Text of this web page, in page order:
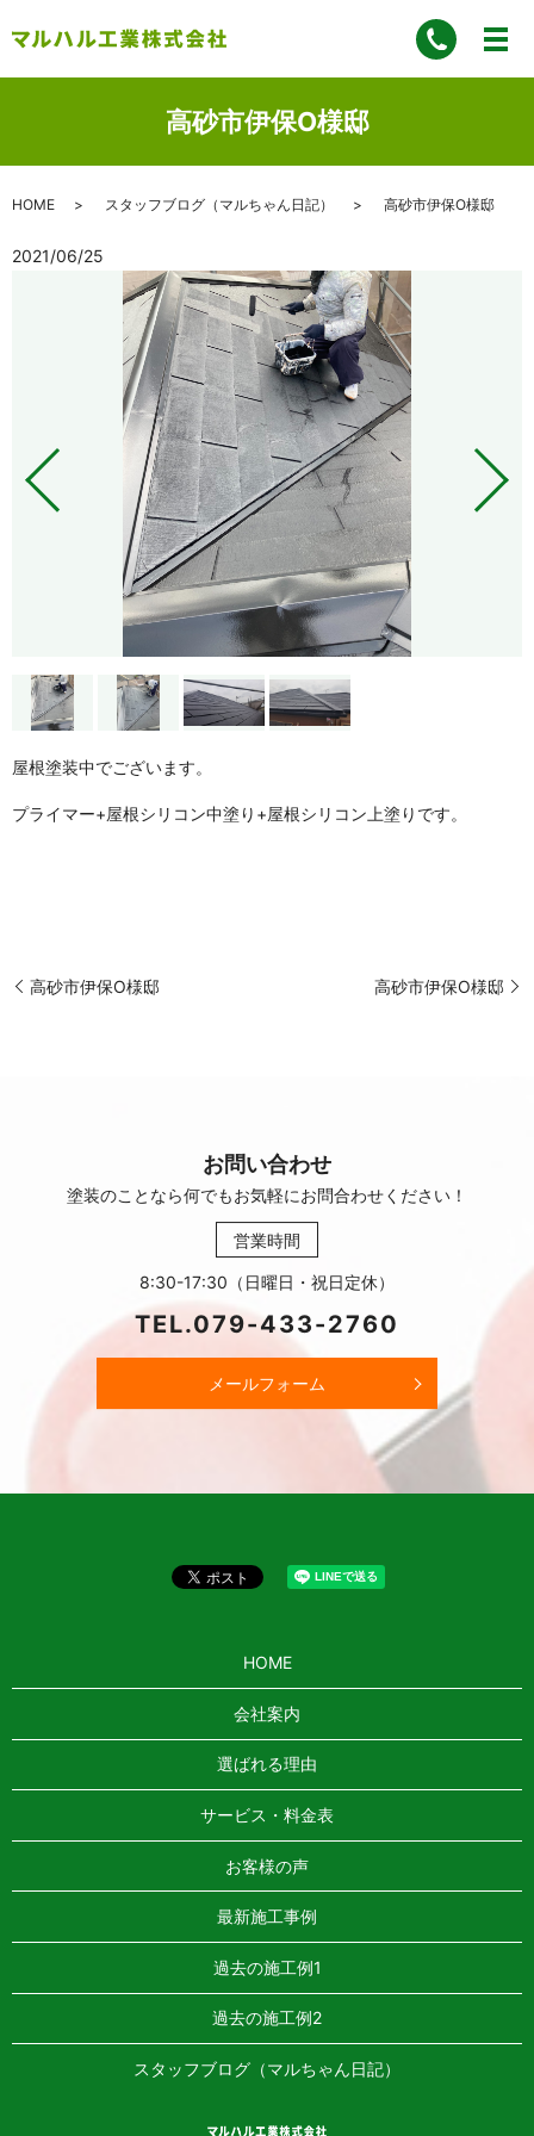
高砂市伊保O様邸
HOME スタッフブログ（マルちゃん日記） 高砂市伊保O様邸
2021/06/25
屋根塗装中でございます。
プライマー+屋根シリコン中塗り+屋根シリコン上塗りです。
高砂市伊保O様邸 高砂市伊保O様邸
お問い合わせ
塗装のことなら何でもお気軽にお問合わせください！
営業時間
8:30-17:30（日曜日・祝日定休）
TEL.079-433-2760
メールフォーム
HOME
会社案内
選ばれる理由
サービス・料金表
お客様の声
最新施工事例
過去の施工例1
過去の施工例2
スタッフブログ（マルちゃん日記）